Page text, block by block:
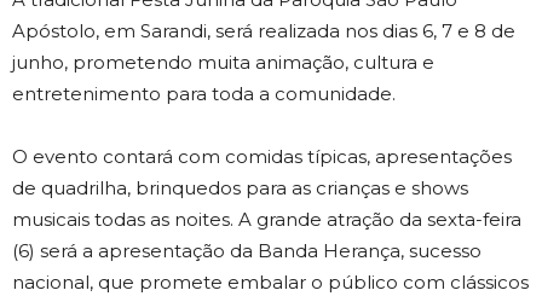
Apóstolo, em Sarandi, será realizada nos dias 6, 7 e 8 de
junho, prometendo muita animação, cultura e
entretenimento para toda a comunidade.
O evento contará com comidas típicas, apresentações
de quadrilha, brinquedos para as crianças e shows
musicais todas as noites. A grande atração da sexta-feira
(6) será a apresentação da Banda Herança, sucesso
nacional, que promete embalar o público com clássicos